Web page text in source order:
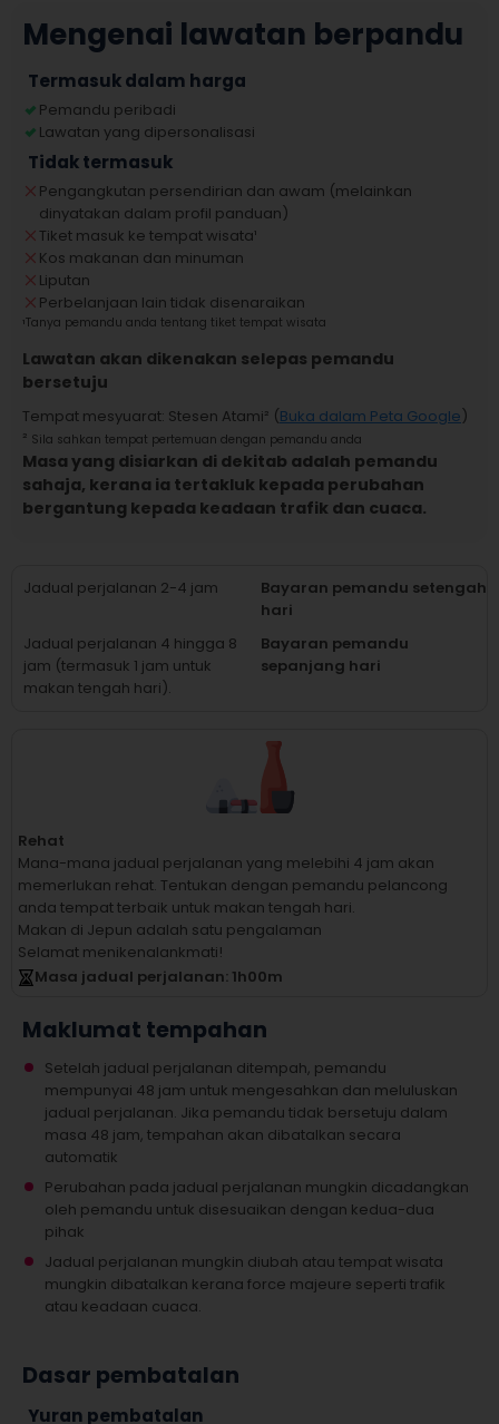
Mengenai lawatan berpandu
Termasuk dalam harga
Pemandu peribadi
Lawatan yang dipersonalisasi
Tidak termasuk
Pengangkutan persendirian dan awam (melainkan
dinyatakan dalam profil panduan)
Tiket masuk ke tempat wisata¹
Kos makanan dan minuman
Liputan
Perbelanjaan lain tidak disenaraikan
¹Tanya pemandu anda tentang tiket tempat wisata
Lawatan akan dikenakan selepas pemandu
bersetuju
Tempat mesyuarat: Stesen Atami² (Buka dalam Peta Google)
² Sila sahkan tempat pertemuan dengan pemandu anda
Masa yang disiarkan di dekitab adalah pemandu
sahaja, kerana ia tertakluk kepada perubahan
bergantung kepada keadaan trafik dan cuaca.
Jadual perjalanan 2-4 jam
Bayaran pemandu setengah
hari
Jadual perjalanan 4 hingga 8
jam (termasuk 1 jam untuk
makan tengah hari).
Bayaran pemandu
sepanjang hari
Rehat
Mana-mana jadual perjalanan yang melebihi 4 jam akan
memerlukan rehat. Tentukan dengan pemandu pelancong
anda tempat terbaik untuk makan tengah hari.
Makan di Jepun adalah satu pengalaman
Selamat menikenalankmati!
Masa jadual perjalanan: 1h00m
Maklumat tempahan
Setelah jadual perjalanan ditempah, pemandu
mempunyai 48 jam untuk mengesahkan dan meluluskan
jadual perjalanan. Jika pemandu tidak bersetuju dalam
masa 48 jam, tempahan akan dibatalkan secara
automatik
Perubahan pada jadual perjalanan mungkin dicadangkan
oleh pemandu untuk disesuaikan dengan kedua-dua
pihak
Jadual perjalanan mungkin diubah atau tempat wisata
mungkin dibatalkan kerana force majeure seperti trafik
atau keadaan cuaca.
Dasar pembatalan
Yuran pembatalan